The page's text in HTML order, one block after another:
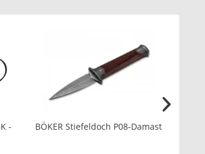
-
BÖKER Stiefeldoch P08-Damast